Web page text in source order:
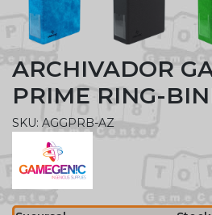
ARCHIVADOR
PRIME RING-
SKU: AGGPRB-AZ